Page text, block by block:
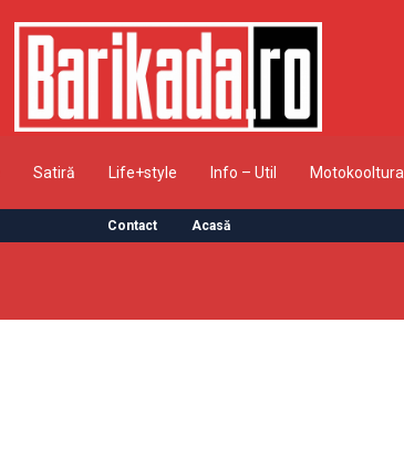
Satiră Life+style Info – Util Motokooltura
Contact Acasă